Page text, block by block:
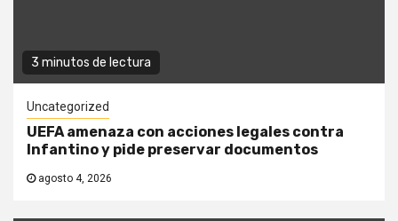
3 minutos de lectura
Uncategorized
UEFA amenaza con acciones legales contra
Infantino y pide preservar documentos
agosto 4, 2026